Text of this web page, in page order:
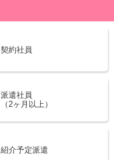
契約社員
派遣社員
（2ヶ月以上）
紹介予定派遣